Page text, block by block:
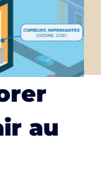
au